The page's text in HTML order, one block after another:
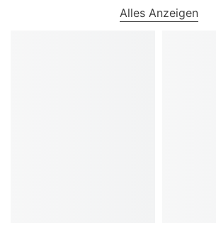
Alles Anzeigen